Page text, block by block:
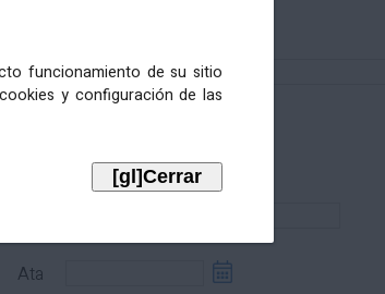
funcionamiento de su sitio
y configuración de las
Ata